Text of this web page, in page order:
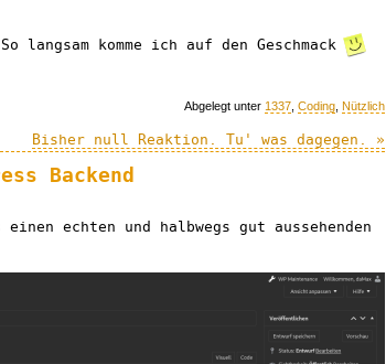
langsam komme ich auf den Geschmack
Abgelegt unter 1337 Coding Nützlich
Bisher null Reaktion. Tu' was dagegen. »
Backend
echten und halbwegs gut aussehenden